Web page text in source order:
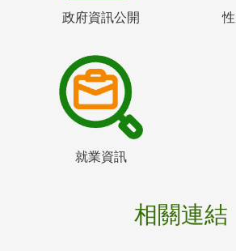
政府資訊公開
就業資訊
相關連結